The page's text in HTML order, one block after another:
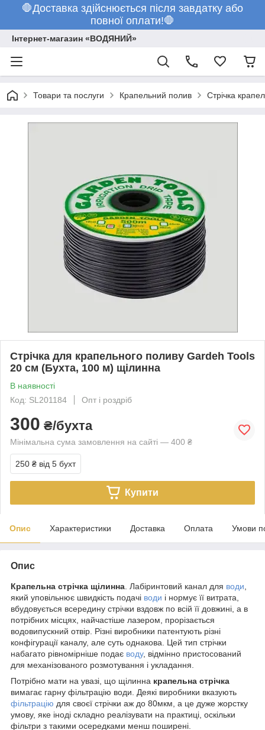
🛑Доставка здійснюється після завдатку або
повної оплати!🛑
Інтернет-магазин «ВОДЯНИЙ»
Товари та послуги Крапельний полив Стрічка
Стрічка для крапельного поливу Gardeh Tools
20 см (Бухта, 100 м) щілинна
В наявності
Код: SL201184
Опт і роздріб
300 ₴/бухта
Мінімальна сума замовлення на сайті — 400 ₴
250 ₴ від 5 бухт
Купити
Опис Характеристики Доставка Оплата Умови
Опис
Крапельна стрічка щілинна . Лабіринтовий канал для води
який уповільнює швидкість подачі води і нормує її витрата,
вбудовується всередину стрічки вздовж по всій її довжині, а в
потрібних місцях, найчастіше лазером, прорізається
водовипускний отвір. Різні виробники патентують різні
конфігурації каналу, але суть однакова. Цей тип стрічки
набагато рівномірніше подає воду, відмінно пристосований
для механізованого розмотування і укладання.
Потрібно мати на увазі, що щілинна крапельна стрічка
вимагає гарну фільтрацію води. Деякі виробники вказують
фільтрацію для своєї стрічки аж до 80мкм, а це дуже жорстку
умову, яке іноді складно реалізувати на практиці, оскільки
фільтри з такими осередками менш поширені.